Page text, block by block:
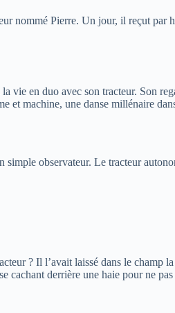
nommé Pierre. Un jour, il reçut par
vie en duo avec son tracteur. Son
et machine, une danse millénaire
observateur. Le tracteur
? Il l’avait laissé dans le
cachant derrière une haie pour ne pas